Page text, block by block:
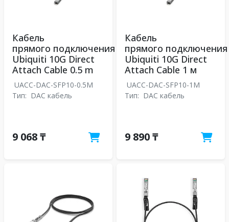
Кабель
прямого подключения
Ubiquiti 10G Direct
Attach Cable 0.5 m
UACC-DAC-SFP10-0.5M
Тип: DAC кабель
9 068 ₸
Кабель
прямого подключения
Ubiquiti 10G Direct
Attach Cable 1 м
UACC-DAC-SFP10-1M
Тип: DAC кабель
9 890 ₸